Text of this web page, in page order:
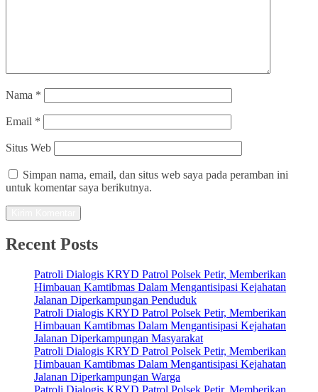
Nama *
Email *
Situs Web
Simpan nama, email, dan situs web saya pada peramban ini
untuk komentar saya berikutnya.
Recent Posts
Patroli Dialogis KRYD Patrol Polsek Petir, Memberikan
Himbauan Kamtibmas Dalam Mengantisipasi Kejahatan
Jalanan Diperkampungan Penduduk
Patroli Dialogis KRYD Patrol Polsek Petir, Memberikan
Himbauan Kamtibmas Dalam Mengantisipasi Kejahatan
Jalanan Diperkampungan Masyarakat
Patroli Dialogis KRYD Patrol Polsek Petir, Memberikan
Himbauan Kamtibmas Dalam Mengantisipasi Kejahatan
Jalanan Diperkampungan Warga